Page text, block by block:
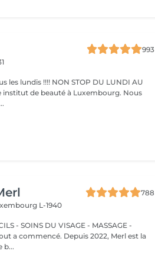
993
les lundis !!!! NON STOP DU LUNDI AU
788
L-1940
- SOINS DU VISAGE - MASSAGE -
b...